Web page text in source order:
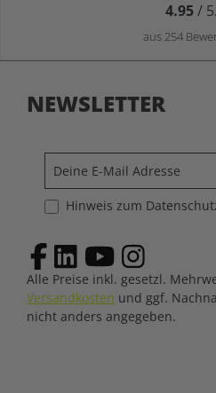
4.95/
aus 254
NEWSLETTER
Hinweis zum
Alle Preise inkl. gesetzl.
Versandkosten und ggf.
nicht anders angegeben.